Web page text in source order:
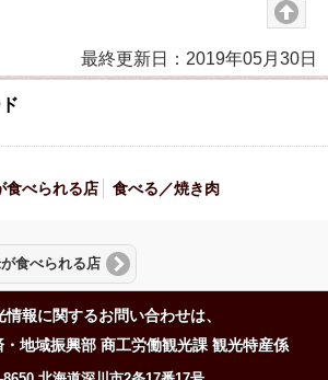
最終更新日：2019年05月30日
食べられる店 食べる／焼き肉
食べられる店
情報に関するお問い合わせは、
地域振興部 商工労働観光課 観光特産係